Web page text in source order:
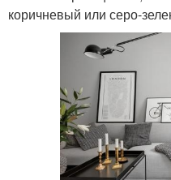
коричневый или серо-